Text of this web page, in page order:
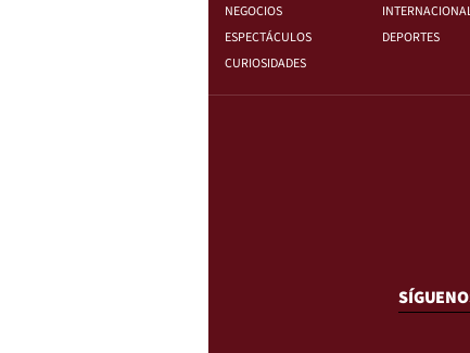
NEGOCIOS
ESPECTÁCULOS
DEPORTES
CURIOSIDADES